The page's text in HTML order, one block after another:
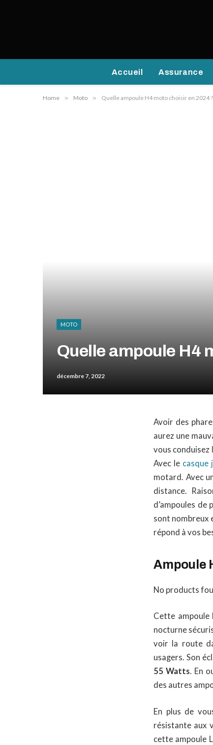
Accueil Assurance
Home » Moto » Quelle ampoule H4 moto choisir en 2024 ?
MOTO
Quelle ampoule H4
décembre 7, 2022
Avoir des
aurez une
vous conduisez
Avec le casque
motard. Avec
distance.
d’ampoules
sont nombreux
répond à vos
Ampoule
No products
Cette ampoule
nocturne
voir la route
usagers. Son
55 Watts. En
des autres
En plus de
résistante aux
cette ampoule